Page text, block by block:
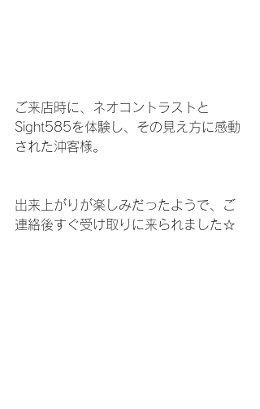
ご来店時に、ネオコントラストと
Sight585を体験し、その見え方に感動
された沖客様。
出来上がりが楽しみだったようで、ご
連絡後すぐ受け取りに来られました☆